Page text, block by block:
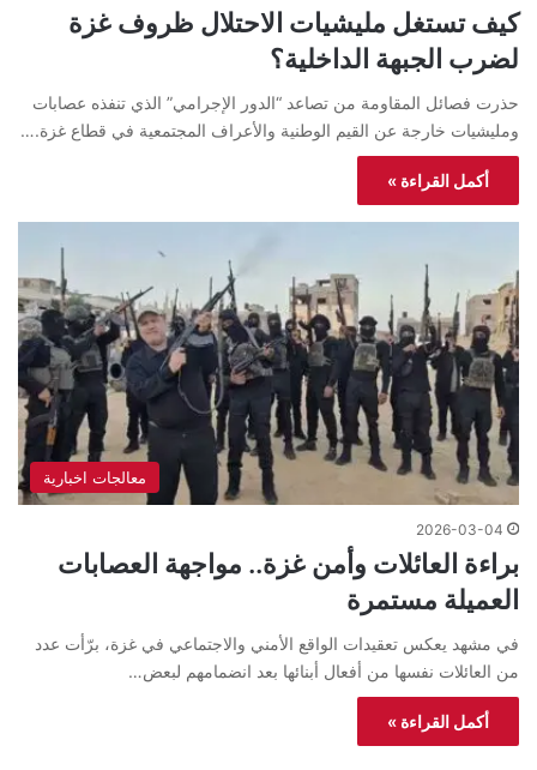
كيف تستغل مليشيات الاحتلال ظروف غزة
لضرب الجبهة الداخلية؟
حذرت فصائل المقاومة من تصاعد “الدور الإجرامي” الذي تنفذه عصابات
ومليشيات خارجة عن القيم الوطنية والأعراف المجتمعية في قطاع غزة.…
أكمل القراءة »
معالجات اخبارية
2026-03-04
براءة العائلات وأمن غزة.. مواجهة العصابات
العميلة مستمرة
في مشهد يعكس تعقيدات الواقع الأمني والاجتماعي في غزة، برّأت عدد
من العائلات نفسها من أفعال أبنائها بعد انضمامهم لبعض…
أكمل القراءة »